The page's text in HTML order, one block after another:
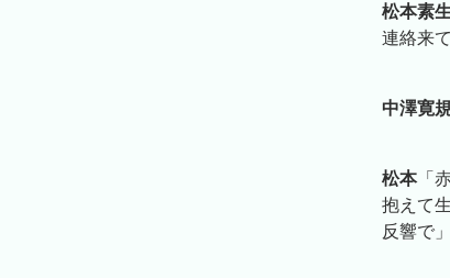
松本素
連絡来
中澤寛
松本「
抱えて
反響で」